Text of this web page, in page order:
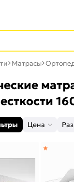
Матрасы
Цена